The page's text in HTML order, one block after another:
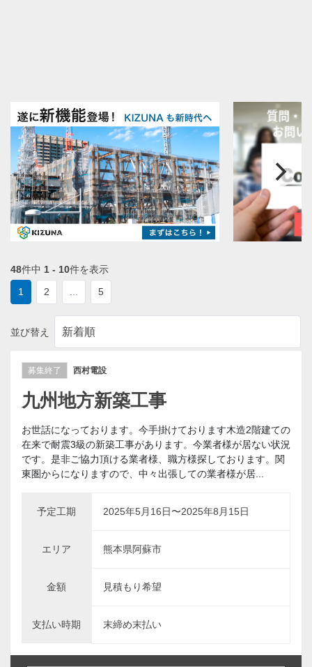
48件中 1 - 10件を表示
1
2 5
並び替え
募集終了 西村電設
九州地方新築工事
お世話になっております。今手掛けております木造2階建ての
在来で耐震3級の新築工事があります。今業者様が居ない状況
です。是非ご協力頂ける業者様、職方様探しております。関
東圏からになりますので、中々出張しての業者様が居...
予定工期 2025年5月16日〜2025年8月15日
エリア 熊本県阿蘇市
金額 見積もり希望
支払い時期 末締め末払い